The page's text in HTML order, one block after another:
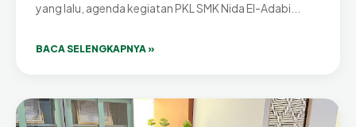
yang lalu, agenda kegiatan PKL SMK Nida El-Adabi...
BACA SELENGKAPNYA »